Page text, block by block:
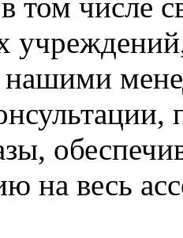
учреждений
нашими
на весь